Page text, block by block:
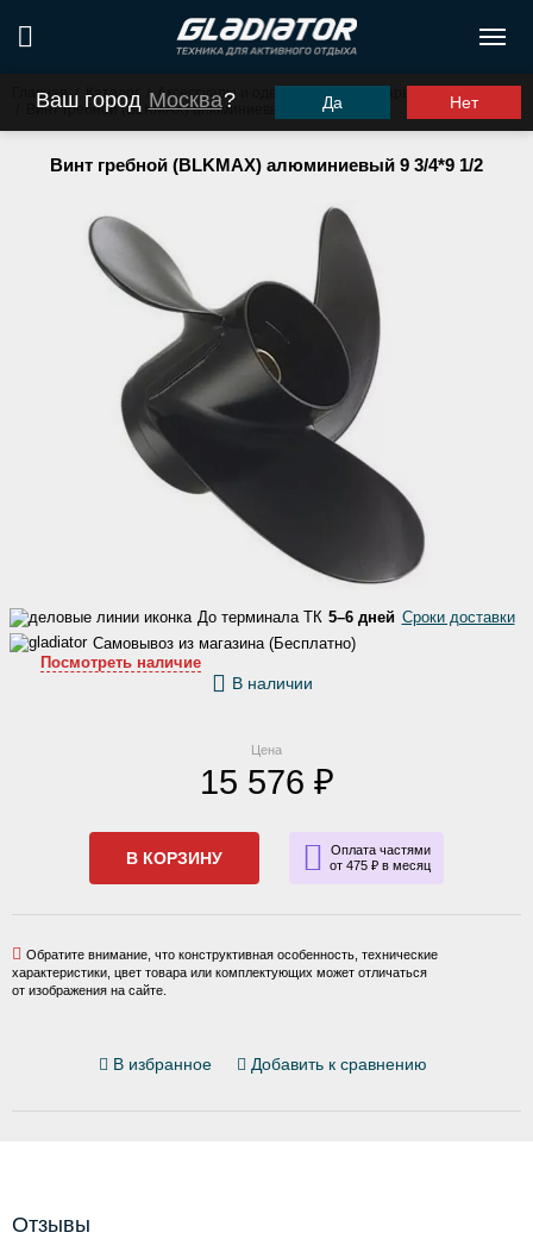
Ваш город Москва? Да Нет
Главная / Каталог Аксессуары и одежда
Аксессуары для моторов
Винт гребной (BLKMAX) алюминиевый 9 3/4*9 1/2
Винт гребной (BLKMAX) алюминиевый 9 3/4*9 1/2
В избранное Добавить к сравнению
До терминала ТК 5–6 дней Сроки доставки
Самовывоз из магазина (Бесплатно)
Посмотреть наличие
В наличии
Цена
15 576 ₽
В КОРЗИНУ
Оплата частями
от 475 ₽ в месяц
Обратите внимание, что конструктивная особенность, технические
характеристики, цвет товара или комплектующих может отличаться
от изображения на сайте.
Отзывы